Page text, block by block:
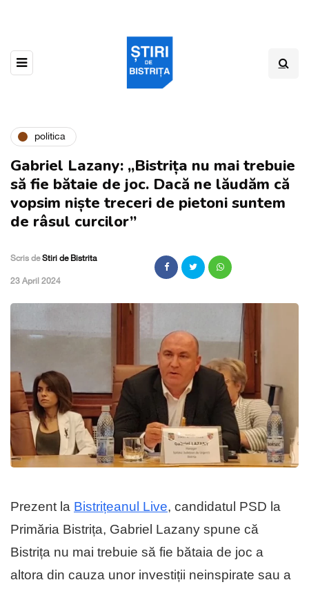
politica
Gabriel Lazany: „Bistrița nu mai trebuie
să fie bătaie de joc. Dacă ne lăudăm că
vopsim niște treceri de pietoni suntem
de râsul curcilor”
Scris deStiri de Bistrita
,23 April 2024
Prezent la Bistrițeanul Live, candidatul PSD la
Primăria Bistrița, Gabriel Lazany spune că
Bistrița nu mai trebuie să fie bătaia de joc a
altora din cauza unor investiții neinspirate sau a